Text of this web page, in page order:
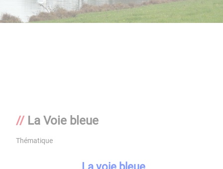
La Voie bleue
Thématique